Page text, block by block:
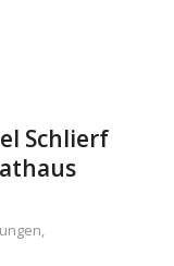
Schlierf
,